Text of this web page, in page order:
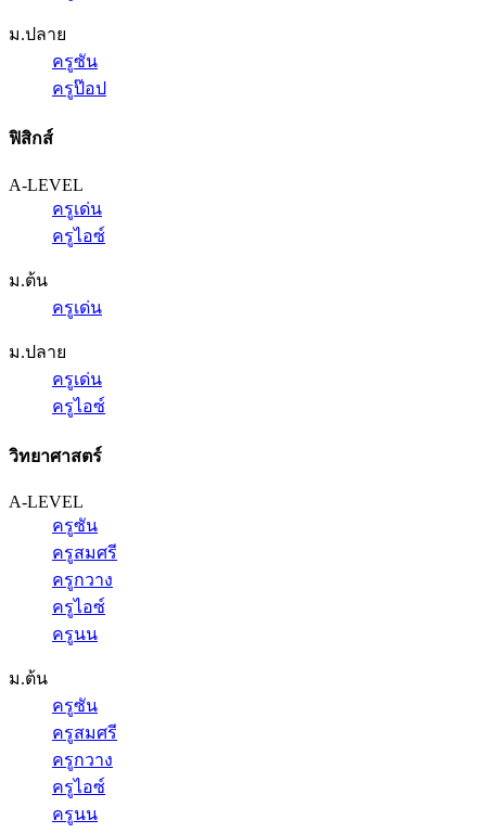
ม.ปลาย
ครูซัน
ครูป๊อป
ฟิสิกส์
A-LEVEL
ครูเด่น
ครูไอซ์
ม.ต้น
ครูเด่น
ม.ปลาย
ครูเด่น
ครูไอซ์
วิทยาศาสตร์
A-LEVEL
ครูซัน
ครูสมศรี
ครูกวาง
ครูไอซ์
ครูนน
ม.ต้น
ครูซัน
ครูสมศรี
ครูกวาง
ครูไอซ์
ครูนน